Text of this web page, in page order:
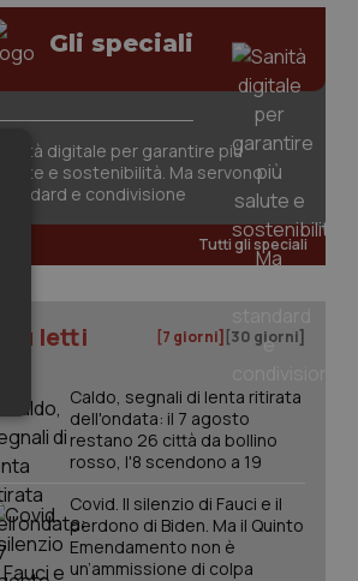
Gli speciali
Sanità digitale per garantire più
salute e sostenibilità. Ma servono
standard e condivisione
Tutti gli speciali
I più letti [7 giorni] [30 giorni]
Caldo, segnali di lenta ritirata
dell'ondata: il 7 agosto
restano 26 città da bollino
rosso, l'8 scendono a 19
Covid. Il silenzio di Fauci e il
perdono di Biden. Ma il Quinto
Emendamento non è
un’ammissione di colpa